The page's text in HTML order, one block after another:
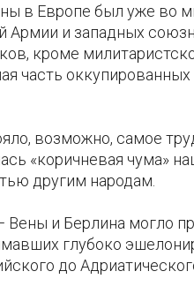
в Европе был уже во
и западных
кроме
часть
возможно, самое
«коричневая чума»
другим народам.
Вены и Берлина могло
глубоко
до